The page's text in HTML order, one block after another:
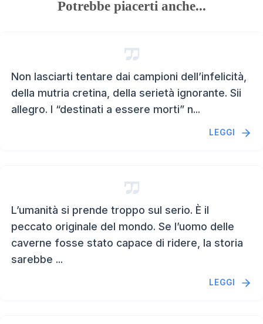
Potrebbe piacerti anche...
Non lasciarti tentare dai campioni dell’infelicità,
della mutria cretina, della serietà ignorante. Sii
allegro. I “destinati a essere morti” n...
LEGGI
L’umanità si prende troppo sul serio. È il
peccato originale del mondo. Se l’uomo delle
caverne fosse stato capace di ridere, la storia
sarebbe ...
LEGGI